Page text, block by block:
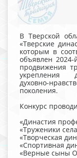
В Тверской
«Тверские
которым в
объявлен
продвижения
укрепления
духовно-
поколения.
Конкурс
«Династия
«Труженики
«Творческая
«Спортивная
«Верные сыны